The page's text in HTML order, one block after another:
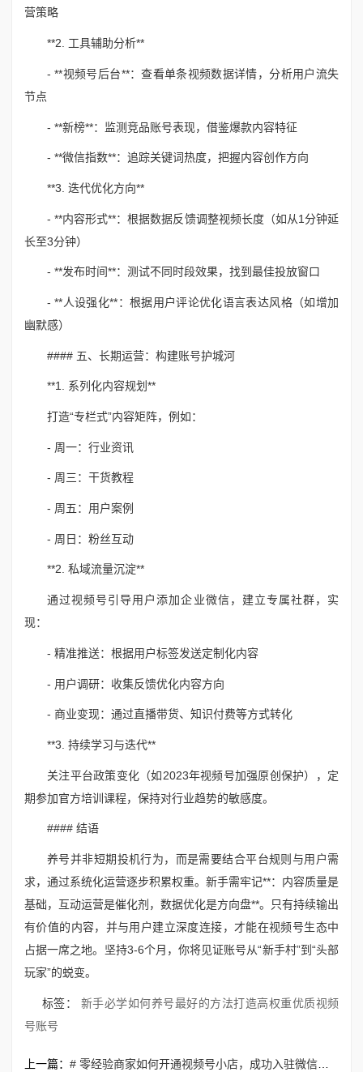
营策略
**2. 工具辅助分析**
- **视频号后台**：查看单条视频数据详情，分析用户流失
节点
- **新榜**：监测竞品账号表现，借鉴爆款内容特征
- **微信指数**：追踪关键词热度，把握内容创作方向
**3. 迭代优化方向**
- **内容形式**：根据数据反馈调整视频长度（如从1分钟延
长至3分钟）
- **发布时间**：测试不同时段效果，找到最佳投放窗口
- **人设强化**：根据用户评论优化语言表达风格（如增加
幽默感）
#### 五、长期运营：构建账号护城河
**1. 系列化内容规划**
打造“专栏式”内容矩阵，例如：
- 周一：行业资讯
- 周三：干货教程
- 周五：用户案例
- 周日：粉丝互动
**2. 私域流量沉淀**
通过视频号引导用户添加企业微信，建立专属社群，实
现：
- 精准推送：根据用户标签发送定制化内容
- 用户调研：收集反馈优化内容方向
- 商业变现：通过直播带货、知识付费等方式转化
**3. 持续学习与迭代**
关注平台政策变化（如2023年视频号加强原创保护），定
期参加官方培训课程，保持对行业趋势的敏感度。
#### 结语
养号并非短期投机行为，而是需要结合平台规则与用户需
求，通过系统化运营逐步积累权重。新手需牢记**：内容质量是
基础，互动运营是催化剂，数据优化是方向盘**。只有持续输出
有价值的内容，并与用户建立深度连接，才能在视频号生态中
占据一席之地。坚持3-6个月，你将见证账号从“新手村”到“头部
玩家”的蜕变。
标签：
新手必学如何养号最好的方法打造高权重优质视频
号账号
上一篇： # 零经验商家如何开通视频号小店，成功入驻微信电商赛道